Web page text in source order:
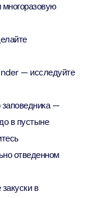
многоразовую
— исследуйте
заповедника —
в пустыне
отведенном
в